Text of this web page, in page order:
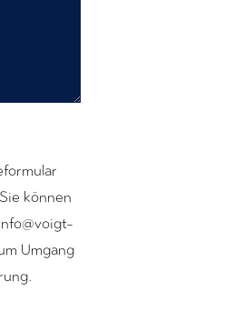
können
Umgang